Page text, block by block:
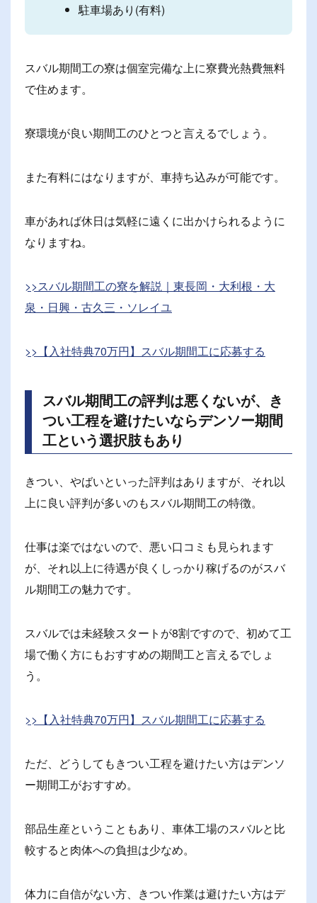
駐車場あり(有料)
スバル期間工の寮は個室完備な上に寮費光熱費無料
で住めます。
寮環境が良い期間工のひとつと言えるでしょう。
また有料にはなりますが、車持ち込みが可能です。
車があれば休日は気軽に遠くに出かけられるように
なりますね。
>>スバル期間工の寮を解説｜東長岡・大利根・大
泉・日興・古久三・ソレイユ
>>【入社特典70万円】スバル期間工に応募する
スバル期間工の評判は悪くないが、き
つい工程を避けたいならデンソー期間
工という選択肢もあり
きつい、やばいといった評判はありますが、それ以
上に良い評判が多いのもスバル期間工の特徴。
仕事は楽ではないので、悪い口コミも見られます
が、それ以上に待遇が良くしっかり稼げるのがスバ
ル期間工の魅力です。
スバルでは未経験スタートが8割ですので、初めて工
場で働く方にもおすすめの期間工と言えるでしょ
う。
>>【入社特典70万円】スバル期間工に応募する
ただ、どうしてもきつい工程を避けたい方はデンソ
ー期間工がおすすめ。
部品生産ということもあり、車体工場のスバルと比
較すると肉体への負担は少なめ。
体力に自信がない方、きつい作業は避けたい方はデ